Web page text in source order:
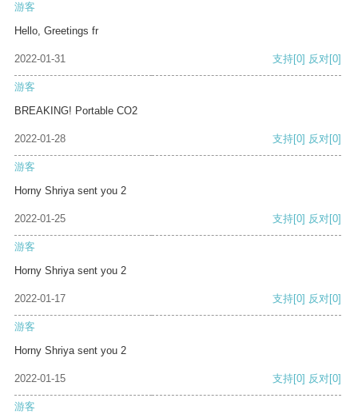
游客
Hello, Greetings fr
2022-01-31 支持[0] 反对[0]
游客
BREAKING! Portable CO2
2022-01-28 支持[0] 反对[0]
游客
Horny Shriya sent you 2
2022-01-25 支持[0] 反对[0]
游客
Horny Shriya sent you 2
2022-01-17 支持[0] 反对[0]
游客
Horny Shriya sent you 2
2022-01-15 支持[0] 反对[0]
游客